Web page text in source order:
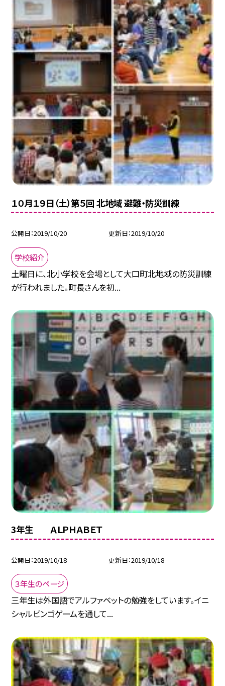
１０月１９日（土）第５回 北地域 避難・防災訓練
公開日 2019/10/20 更新日 2019/10/20
学校紹介
土曜日に、北小学校を会場として大口町北地域の防災訓練
が行われました。町長さんを初...
3年生 ＡＬＰＨＡＢＥＴ
公開日 2019/10/18 更新日 2019/10/18
３年生のページ
三年生は外国語でアルファベットの勉強をしています。イニ
シャルビンゴゲームを通して...